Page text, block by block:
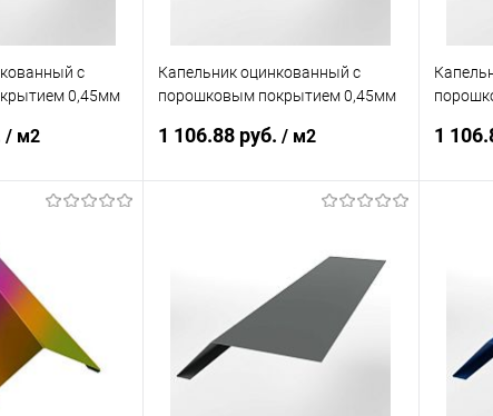
с
0,45мм
/ м2
Под заказ
Капельник оцинкованный с
порошковым покрытием 0,45мм
1 106.88 руб. / м2
Купить в 1 клик Сравнение
В избранное Под заказ
1
В